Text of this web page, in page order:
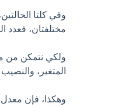
وفي كلتا
مختلفتان، فعدد
ولكي نتمكن من
المتغير،
وهكذا، فإن